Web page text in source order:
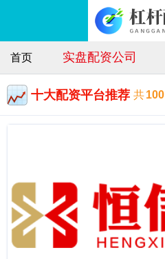
首页 实盘配资公司
十大配资平台推荐 共100